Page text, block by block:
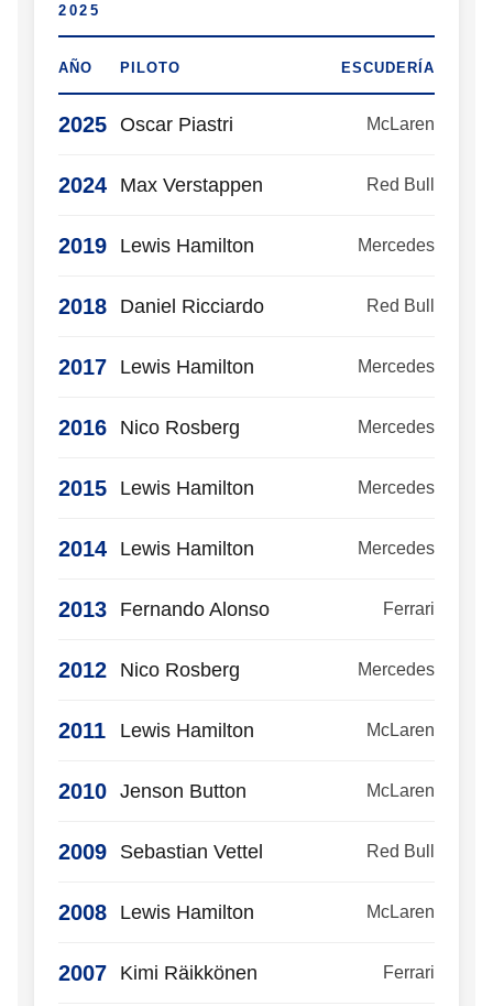
2025
AÑO PILOTO ESCUDERÍA
2025 Oscar Piastri McLaren
2024 Max Verstappen Red Bull
2019 Lewis Hamilton Mercedes
2018 Daniel Ricciardo Red Bull
2017 Lewis Hamilton Mercedes
2016 Nico Rosberg Mercedes
2015 Lewis Hamilton Mercedes
2014 Lewis Hamilton Mercedes
2013 Fernando Alonso Ferrari
2012 Nico Rosberg Mercedes
2011 Lewis Hamilton McLaren
2010 Jenson Button McLaren
2009 Sebastian Vettel Red Bull
2008 Lewis Hamilton McLaren
2007 Kimi Räikkönen Ferrari